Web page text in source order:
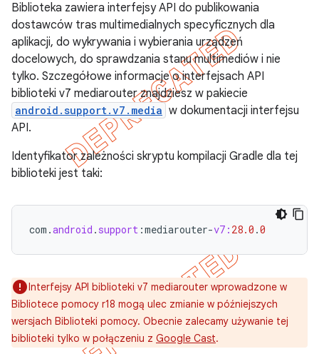
Biblioteka zawiera interfejsy API do publikowania
dostawców tras multimedialnych specyficznych dla
aplikacji, do wykrywania i wybierania urządzeń
docelowych, do sprawdzania stanu multimediów i nie
tylko. Szczegółowe informacje o interfejsach API
biblioteki v7 mediarouter znajdziesz w pakiecie
android.support.v7.media w dokumentacji interfejsu
API.
Identyfikator zależności skryptu kompilacji Gradle dla tej
biblioteki jest taki:
com .android . support :mediarouter-v7: 28.0 .0
Interfejsy API biblioteki v7 mediarouter wprowadzone w
Bibliotece pomocy r18 mogą ulec zmianie w późniejszych
wersjach Biblioteki pomocy. Obecnie zalecamy używanie tej
biblioteki tylko w połączeniu z Google Cast.